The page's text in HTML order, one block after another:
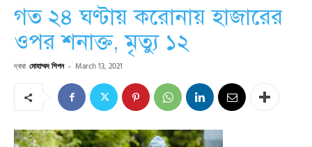
গত ২৪ ঘণ্টায় করোনায় হাজারের
ওপর শনাক্ত, মৃত্যু ১২
দ্বারা মোহাম্মদ শিপন - March 13, 2021